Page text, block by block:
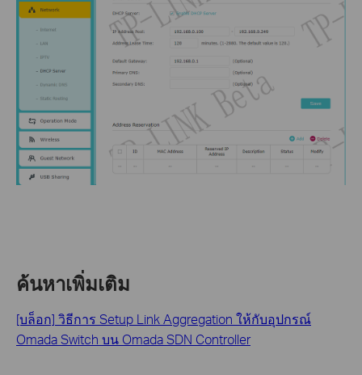
ค้นหาเพิ่มเติม
[บล็อก] วิธีการ Setup Link Aggregation ให้กับอุปกรณ์
Omada Switch บน Omada SDN Controller